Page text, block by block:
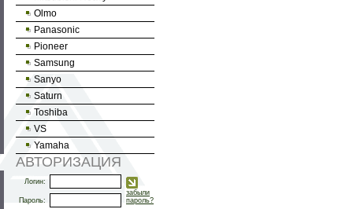
Olmo
Panasonic
Pioneer
Samsung
Sanyo
Saturn
Toshiba
VS
Yamaha
АВТОРИЗАЦИЯ
Логин:
Пароль:
забыли
пароль?